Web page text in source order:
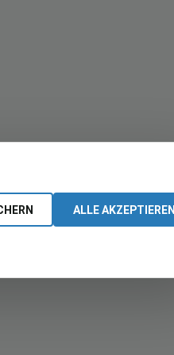
ALLE AKZEPTIEREN